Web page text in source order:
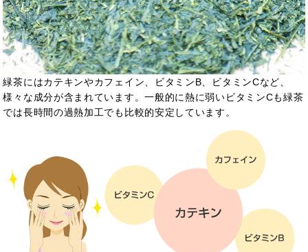
緑茶にはカテキンやカフェイン、ビタミンB、ビタミンCなど、
様々な成分が含まれています。一般的に熱に弱いビタミンCも緑茶
では長時間の過熱加工でも比較的安定しています。